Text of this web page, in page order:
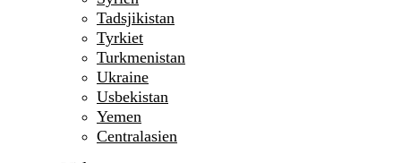
Tadsjikistan
Tyrkiet
Turkmenistan
Ukraine
Usbekistan
Yemen
Centralasien